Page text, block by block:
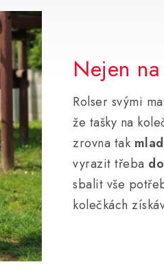
Nejen
Rolser svými
že tašky na
zrovna tak
vyrazit třeba
sbalit vše
kolečkách